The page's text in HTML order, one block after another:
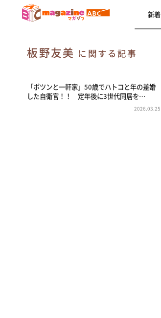
新着
板野友美 に関する記事
「ポツンと一軒家」50歳でハトコと年の差婚
した自衛官！！ 定年後に3世代同居を…
2026.03.25